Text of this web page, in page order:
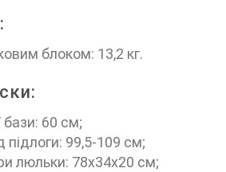
блоком: 13,2 кг.
бази: 60 см;
підлоги: 99,5-109 см;
люльки: 78х34х20 см;